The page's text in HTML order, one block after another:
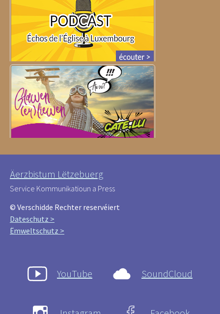
Äerzbistum Lëtzebuerg
Service Kommunikatioun a Press
© Verschidde Rechter reservéiert
Dateschutz >
Ëmweltschutz >
YouTube SoundCloud